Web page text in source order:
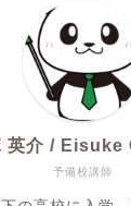
予備校講師
英介 / Eisuke